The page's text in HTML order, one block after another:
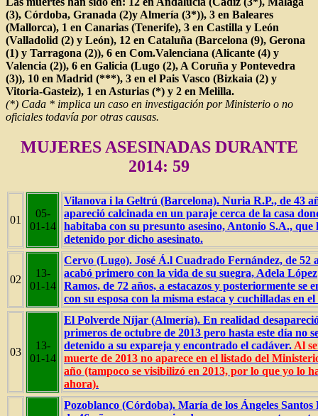
(3), Córdoba, Granada (2)y Almería (3*)), 3 en Baleares
(Mallorca), 1 en Canarias (Tenerife), 3 en Castilla y León
(Valladolid (2) y León), 12 en Cataluña (Barcelona (9), Gerona
(1) y Tarragona (2)), 6 en Com.Valenciana (Alicante (4) y
Valencia (2)), 6 en Galicia (Lugo (2), A Coruña y Pontevedra
(3)), 10 en Madrid (***), 3 en el Pais Vasco (Bizkaia (2) y
Vitoria-Gasteiz), 1 en Asturias (*) y 2 en Melilla.
(*) Cada * implica un caso en investigación por Ministerio o no
oficiales todavía por otras causas.
MUJERES ASESINADAS DURANTE
2014: 59
01
05-
01-14
Vilanova i la Geltrú (Barcelona). Nuria R.P., de 43
apareció calcinada en un paraje cerca de la casa
habitaba con su presunto asesino, Antonio S.A., que
detenido por dicho asesinato.
02
13-
01-14
Cervo (Lugo). José Á.l Cuadrado Fernández, de 52
acabó primero con la vida de su suegra, Adela López
Ramos, de 72 años, a estacazos y posteriormente se
con su esposa con la misma estaca y cuchilladas en
03
13-
01-14
El Polverde Níjar (Almería). En realidad
primeros de octubre de 2013 pero hasta este día no
detenido a su expareja y encontrado el cadáver. Al
muerte de 2013 no aparece en el listado del
año (tampoco se visibilizó en 2013, por lo que yo lo
ahora).
Pozoblanco (Córdoba). María de los Ángeles Santos